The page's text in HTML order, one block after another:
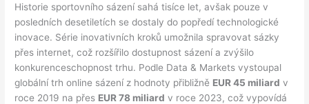
Historie sportovního sázení sahá tisíce let, avšak pouze v
posledních desetiletích se dostaly do popředí technologické
inovace. Série inovativních kroků umožnila spravovat sázky
přes internet, což rozšířilo dostupnost sázení a zvýšilo
konkurenceschopnost trhu. Podle Data & Markets vystoupal
globální trh online sázení z hodnoty přibližně EUR 45 miliard v
roce 2019 na přes EUR 78 miliard v roce 2023, což vypovídá